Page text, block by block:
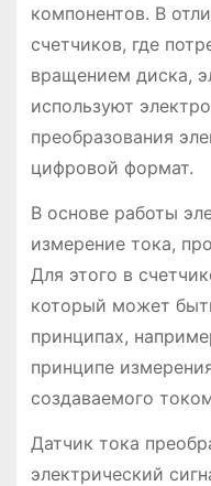
компонентов. В
счетчиков, где
вращением диска,
используют
преобразования
цифровой формат.
В основе работы
измерение тока,
Для этого в
который может
принципах,
принципе
создаваемого
Датчик тока
электрический